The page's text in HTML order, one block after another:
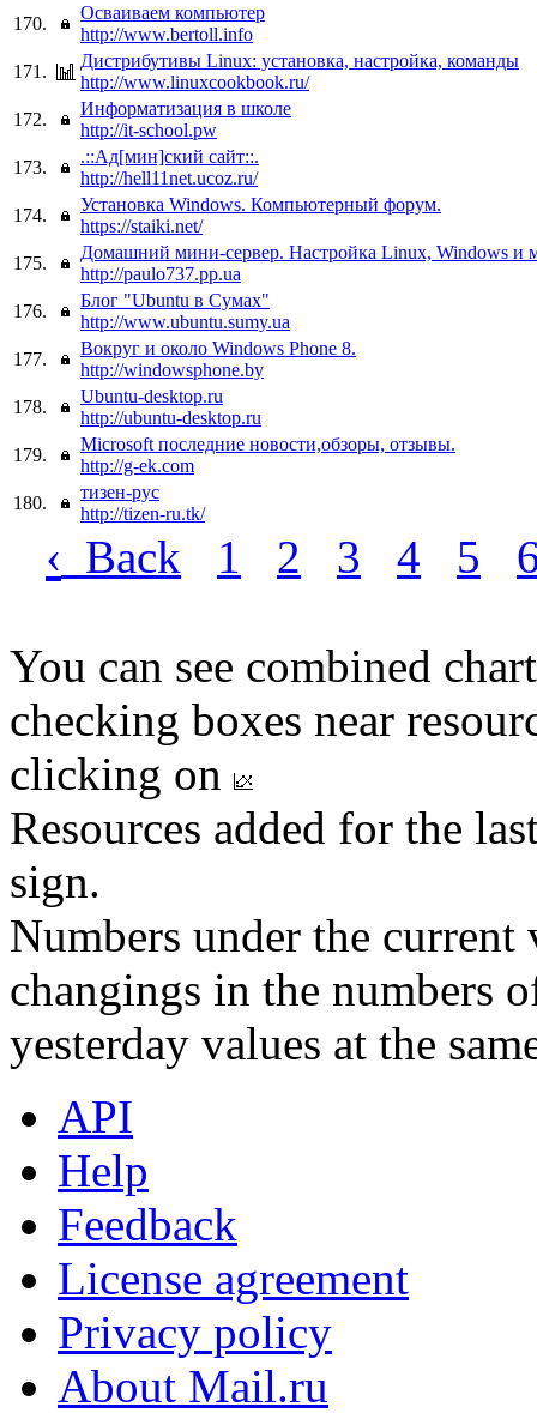
170.
Осваиваем компьютер
http://www.bertoll.info
171.
Дистрибутивы Linux: установка, настройка, команды
http://www.linuxcookbook.ru/
172.
Информатизация в школе
http://it-school.pw
173.
.::Ад[мин]ский сайт::.
http://hell11net.ucoz.ru/
174.
Установка Windows. Компьютерный форум.
https://staiki.net/
175.
Домашний мини-сервер. Настройка Linux, Windows и
http://paulo737.pp.ua
176.
Блог "Ubuntu в Сумах"
http://www.ubuntu.sumy.ua
177.
Вокруг и около Windows Phone 8.
http://windowsphone.by
178.
Ubuntu-desktop.ru
http://ubuntu-desktop.ru
179.
Microsoft последние новости,обзоры, отзывы.
http://g-ek.com
180.
тизен-рус
http://tizen-ru.tk/
‹ Back 1 2 3 4 5
You can see combined
checking boxes near
clicking on
Resources added for the
sign.
Numbers under the
changings in the numbers
yesterday values at the
API
Help
Feedback
License agreement
Privacy policy
About Mail.ru